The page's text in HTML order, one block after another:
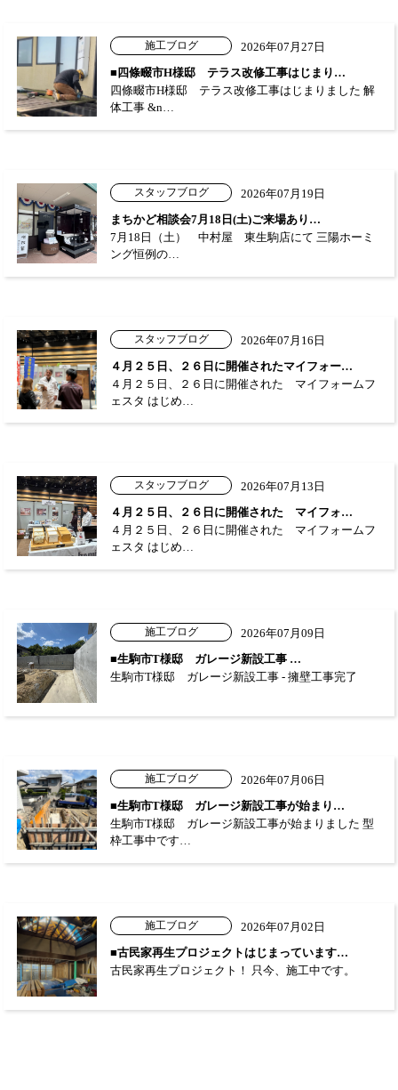
施工ブログ
2026年07月27日
■四條畷市H様邸 テラス改修工事はじまり…
四條畷市H様邸 テラス改修工事はじまりました 解
体工事 &n…
スタッフブログ
2026年07月19日
まちかど相談会7月18日(土)ご来場あり…
7月18日（土） 中村屋 東生駒店にて 三陽ホーミ
ング恒例の…
スタッフブログ
2026年07月16日
４月２５日、２６日に開催されたマイフォー…
４月２５日、２６日に開催された マイフォームフ
ェスタ はじめ…
スタッフブログ
2026年07月13日
４月２５日、２６日に開催された マイフォ…
４月２５日、２６日に開催された マイフォームフ
ェスタ はじめ…
施工ブログ
2026年07月09日
■生駒市T様邸 ガレージ新設工事 …
生駒市T様邸 ガレージ新設工事 - 擁壁工事完了
施工ブログ
2026年07月06日
■生駒市T様邸 ガレージ新設工事が始まり…
生駒市T様邸 ガレージ新設工事が始まりました 型
枠工事中です…
施工ブログ
2026年07月02日
■古民家再生プロジェクトはじまっています…
古民家再生プロジェクト！ 只今、施工中です。